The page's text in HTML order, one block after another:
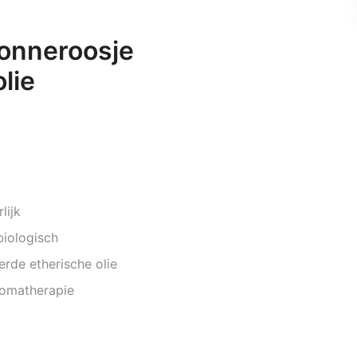
etherische olie